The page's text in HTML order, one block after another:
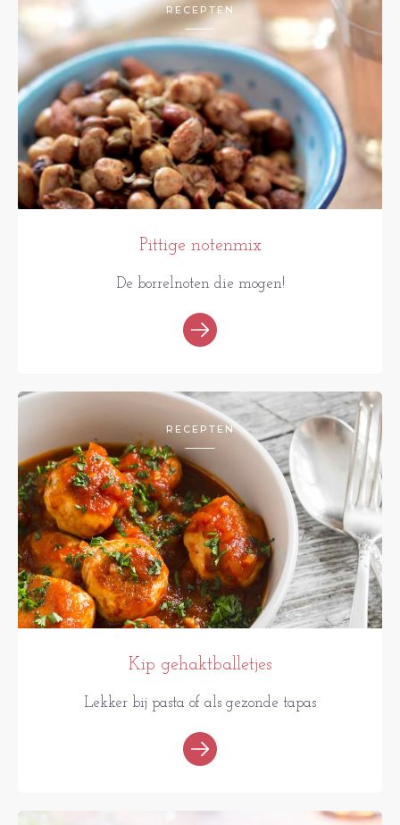
RECEPTEN
Pittige notenmix
De borrelnoten die mogen!
RECEPTEN
Kip gehaktballetjes
Lekker bij pasta of als gezonde tapas